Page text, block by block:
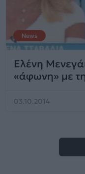
News
Ελένη
«άφωνη» με
03.10.2014